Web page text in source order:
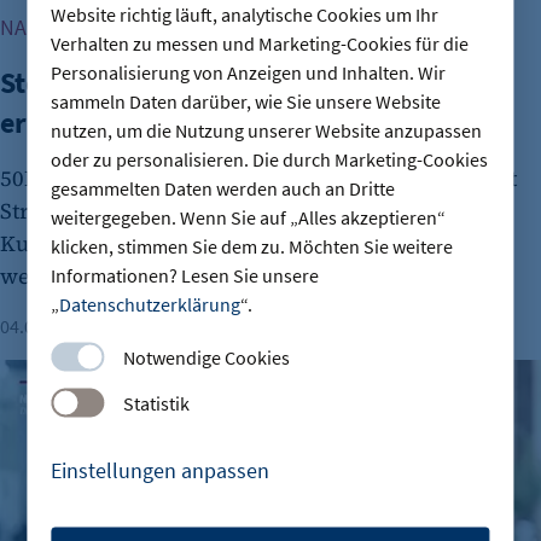
Website richtig läuft, analytische Cookies um Ihr
Verhalten zu messen und Marketing-Cookies für die
Personalisierung von Anzeigen und Inhalten. Wir
sammeln Daten darüber, wie Sie unsere Website
nutzen, um die Nutzung unserer Website anzupassen
oder zu personalisieren. Die durch Marketing-Cookies
gesammelten Daten werden auch an Dritte
weitergegeben. Wenn Sie auf „Alles akzeptieren“
klicken, stimmen Sie dem zu. Möchten Sie weitere
Informationen? Lesen Sie unsere
„Datenschutzerklärung“.
Notwendige Cookies
Statistik
Einstellungen anpassen
NACHGEFRAGT: DAS KURZINTERVIEW
Stefan Kapferer: „Berlin braucht
erneuerbare Energie“
50Hertz versorgt rund 18 Millionen Menschen mit
Strom. CEO Stefan Kapferer erzählt im
Kurzinterview, wie Berlins Energie-Infrastruktur
wettbewerbsfähig bleibt.
04.08.2026
Karin Teichmann: „Berlin muss bei Genehmigungen